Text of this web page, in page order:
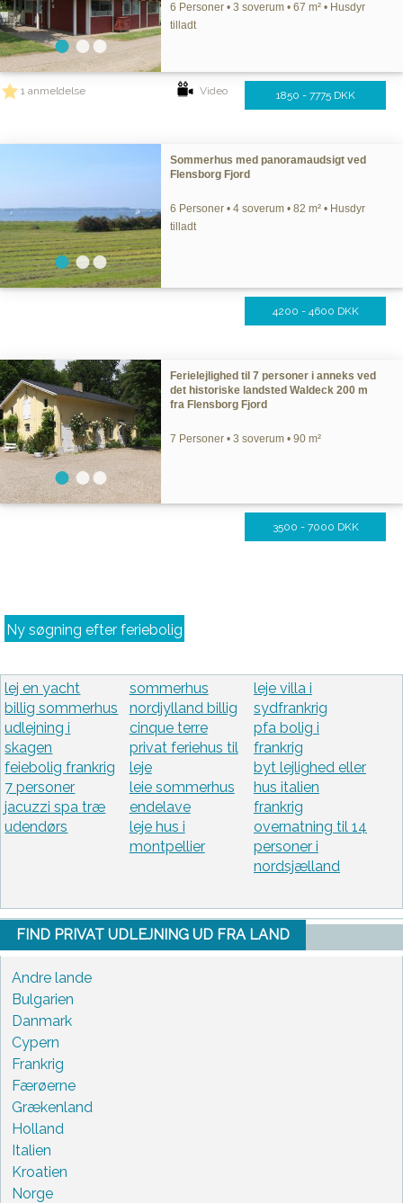
6 Personer • 3 soverum • 67 m² • Husdyr
tilladt
1 anmeldelse Video 1850 - 7775 DKK
Sommerhus med panoramaudsigt ved
Flensborg Fjord
6 Personer • 4 soverum • 82 m² • Husdyr
tilladt
4200 - 4600 DKK
Ferielejlighed til 7 personer i anneks ved
det historiske landsted Waldeck 200 m
fra Flensborg Fjord
7 Personer • 3 soverum • 90 m²
3500 - 7000 DKK
Ny søgning efter feriebolig
lej en yacht
billig sommerhus
udlejning i
skagen
feiebolig frankrig
7 personer
jacuzzi spa træ
udendørs
sommerhus
nordjylland billig
cinque terre
privat feriehus til
leje
leie sommerhus
endelave
leje hus i
montpellier
leje villa i
sydfrankrig
pfa bolig i
frankrig
byt lejlighed eller
hus italien
frankrig
overnatning til 14
personer i
nordsjælland
FIND PRIVAT UDLEJNING UD FRA LAND
Andre lande
Bulgarien
Danmark
Cypern
Frankrig
Færøerne
Grækenland
Holland
Italien
Kroatien
Norge